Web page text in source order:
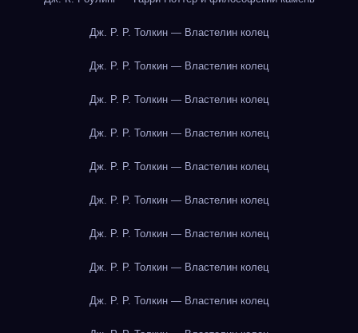
Дж. Р. Р. Толкин — Властелин колец
Дж. Р. Р. Толкин — Властелин колец
Дж. Р. Р. Толкин — Властелин колец
Дж. Р. Р. Толкин — Властелин колец
Дж. Р. Р. Толкин — Властелин колец
Дж. Р. Р. Толкин — Властелин колец
Дж. Р. Р. Толкин — Властелин колец
Дж. Р. Р. Толкин — Властелин колец
Дж. Р. Р. Толкин — Властелин колец